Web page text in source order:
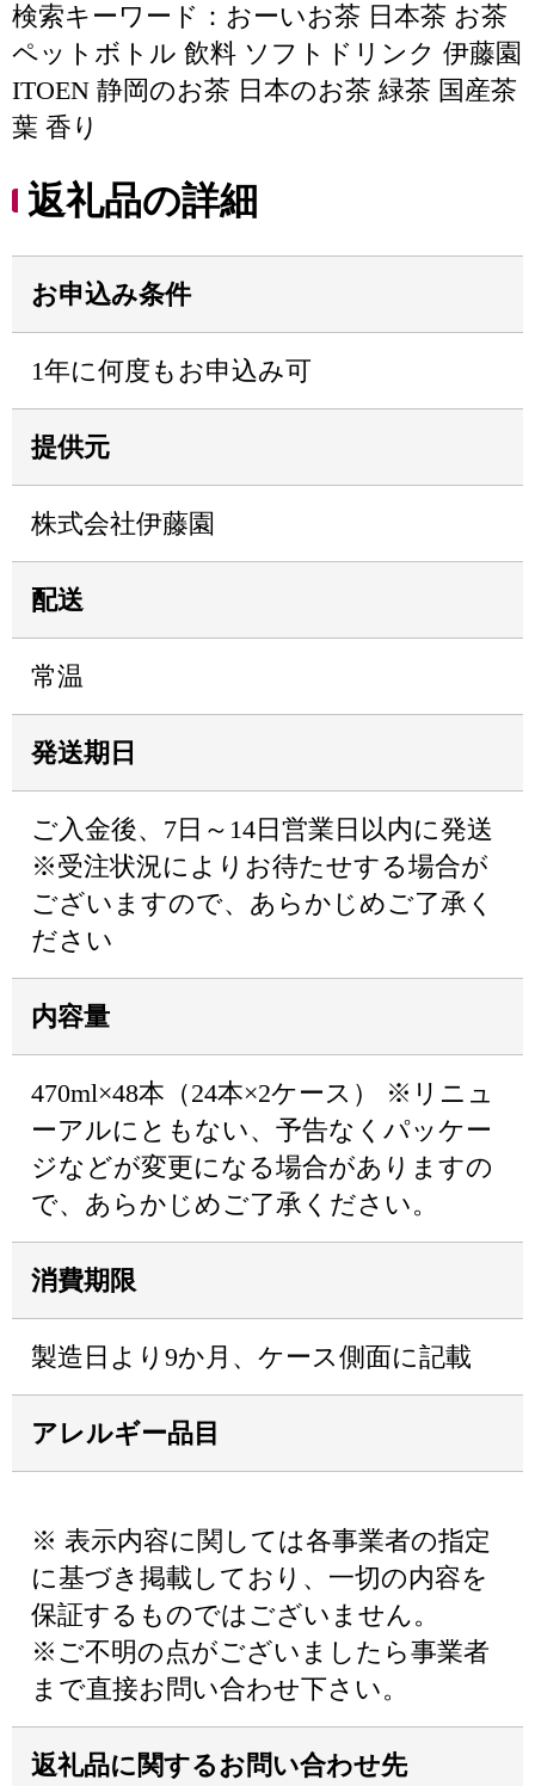
検索キーワード：おーいお茶 日本茶 お茶
ペットボトル 飲料 ソフトドリンク 伊藤園
ITOEN 静岡のお茶 日本のお茶 緑茶 国産茶
葉 香り
返礼品の詳細
お申込み条件
1年に何度もお申込み可
提供元
株式会社伊藤園
配送
常温
発送期日
ご入金後、7日～14日営業日以内に発送
※受注状況によりお待たせする場合が
ございますので、あらかじめご了承く
ださい
内容量
470ml×48本（24本×2ケース） ※リニュ
ーアルにともない、予告なくパッケー
ジなどが変更になる場合がありますの
で、あらかじめご了承ください。
消費期限
製造日より9か月、ケース側面に記載
アレルギー品目
※ 表示内容に関しては各事業者の指定
に基づき掲載しており、一切の内容を
保証するものではございません。
※ご不明の点がございましたら事業者
まで直接お問い合わせ下さい。
返礼品に関するお問い合わせ先